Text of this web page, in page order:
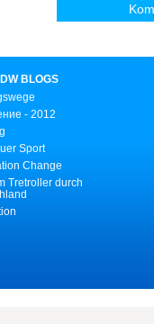
BLOGS
- 2012
Sport
Change
Tretroller durch